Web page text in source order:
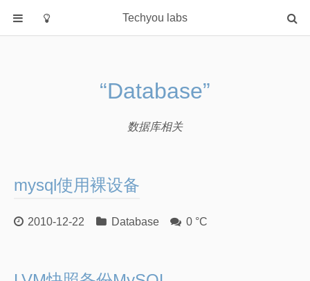
Techyou labs
Networking
Programming
“Database”
数据库相关
mysql使用裸设备
2010-12-22 Database 0 °C